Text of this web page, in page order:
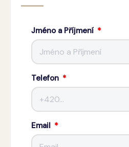
Jméno a Příjmení
Telefon
Email